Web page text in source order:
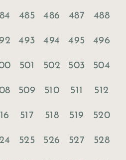
485 486 487 488
493 494 495 496
501 502 503 504
509 510 511 512
517 518 519 520
525 526 527 528